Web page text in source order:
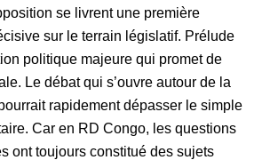
se livrent une première
sur le terrain législatif. Prélude
politique majeure qui promet de
Le débat qui s’ouvre autour de la
rapidement dépasser le simple
Car en RD Congo, les questions
ont toujours constitué des sujets